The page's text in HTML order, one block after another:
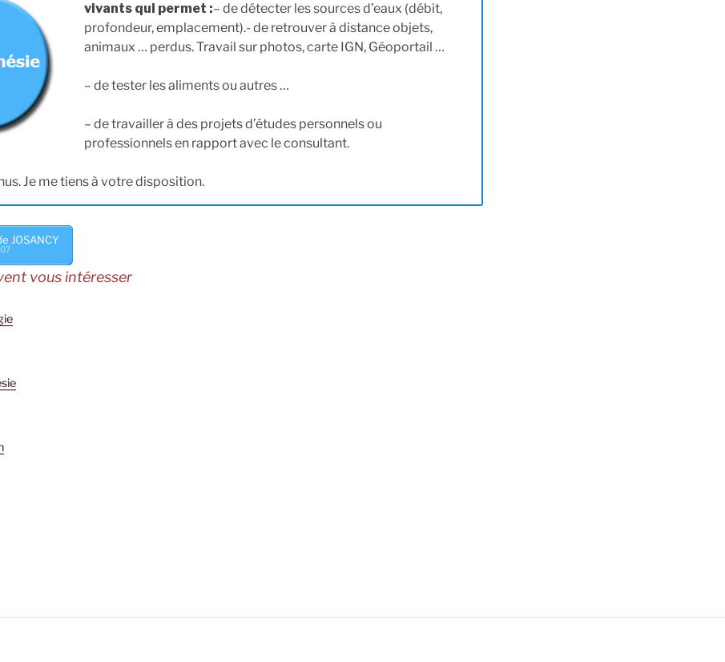
vivants qui permet :– de détecter les sources d’eaux (débit,
profondeur, emplacement).- de retrouver à distance objets,
animaux … perdus. Travail sur photos, carte IGN, Géoportail …
– de tester les aliments ou autres …
– de travailler à des projets d’études personnels ou
professionnels en rapport avec le consultant.
Je me tiens à votre disposition.
JOSANCY
vous intéresser